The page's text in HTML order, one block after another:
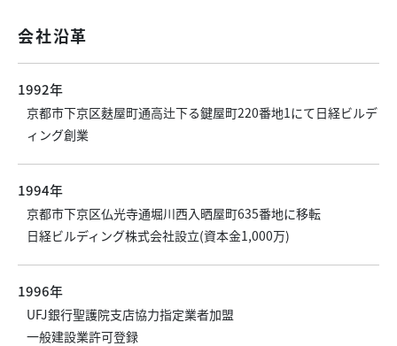
会社沿革
1992年
京都市下京区麩屋町通高辻下る鍵屋町220番地1にて日経ビルデ
ィング創業
1994年
京都市下京区仏光寺通堀川西入晒屋町635番地に移転
日経ビルディング株式会社設立(資本金1,000万)
1996年
UFJ銀行聖護院支店協力指定業者加盟
一般建設業許可登録